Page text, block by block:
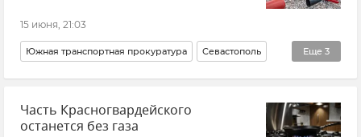
Новости Крыма Срочные новости Крыма
15 июня, 21:03
Еще 3
Южная транспортная прокуратура Севастополь
Новости Крыма Крым Новости Севастополя
Часть Красногвардейского
останется без газа